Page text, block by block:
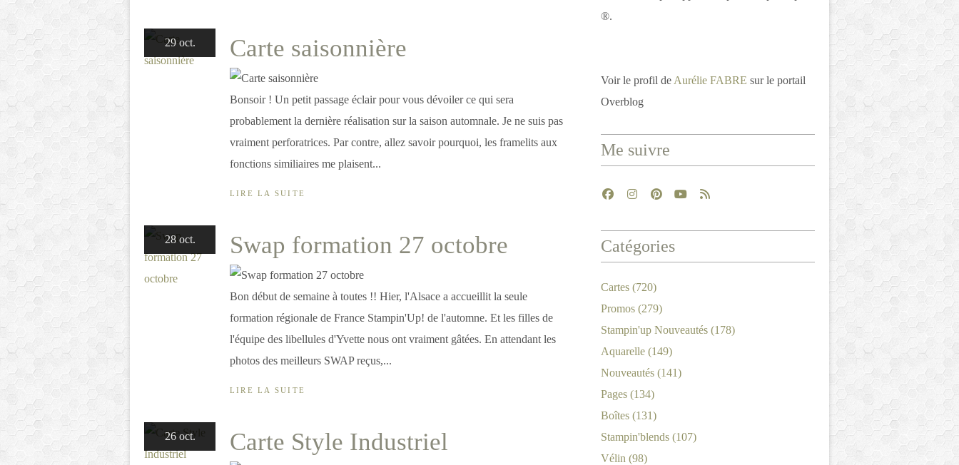
29 oct. Carte saisonnière
Bonsoir ! Un petit passage éclair pour vous dévoiler ce qui sera
probablement la dernière réalisation sur la saison automnale. Je ne suis pas
vraiment perforatrices. Par contre, allez savoir pourquoi, les framelits aux
fonctions similiaires me plaisent...
LIRE LA SUITE
28 oct. Swap formation 27 octobre
Bon début de semaine à toutes !! Hier, l'Alsace a accueillit la seule
formation régionale de France Stampin'Up! de l'automne. Et les filles de
l'équipe des libellules d'Yvette nous ont vraiment gâtées. En attendant les
photos des meilleurs SWAP reçus,...
LIRE LA SUITE
26 oct. Carte Style Industriel
®.
Voir le profil de Aurélie FABRE sur le portail
Overblog
Me suivre
Catégories
Cartes (720)
Promos (279)
Stampin'up Nouveautés (178)
Aquarelle (149)
Nouveautés (141)
Pages (134)
Boîtes (131)
Stampin'blends (107)
Vélin (98)